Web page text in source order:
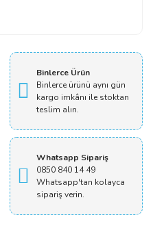
Binlerce Ürün
Binlerce ürünü aynı gün
kargo imkânı ile stoktan
teslim alın.
Whatsapp Sipariş
0850 840 14 49
Whatsapp'tan kolayca
sipariş verin.